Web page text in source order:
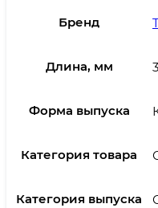
Бренд
Длина, мм
Форма выпуска
Категория товара
Категория выпуска